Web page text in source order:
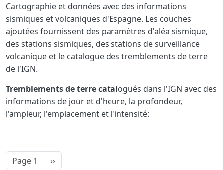
Body
Cartographie et données avec des informations
sismiques et volcaniques d'Espagne. Les couches
ajoutées fournissent des paramètres d'aléa sismique,
des stations sismiques, des stations de surveillance
volcanique et le catalogue des tremblements de terre
de l'IGN.
Tremblements de terre catalogués dans l'IGN avec des
informations de jour et d'heure, la profondeur,
l'ampleur, l'emplacement et l'intensité:
Pagination
Page 1 Page suivante
››